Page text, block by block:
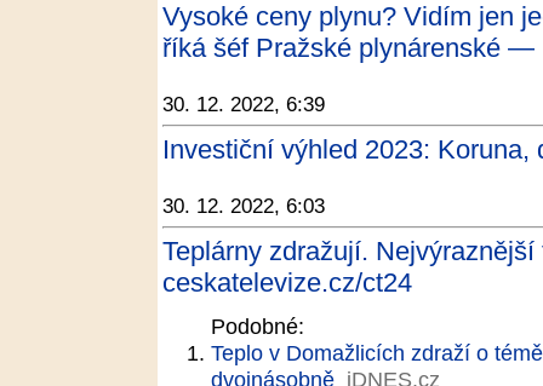
Vysoké ceny plynu? Vidím jen
říká šéf Pražské plynárenské
30. 12. 2022, 6:39
Investiční výhled 2023: Koruna,
30. 12. 2022, 6:03
Teplárny zdražují.
ceskatelevize.cz/ct24
Podobné:
Teplo v Domažlicích zdraží o
dvojnásobně iDNES.cz